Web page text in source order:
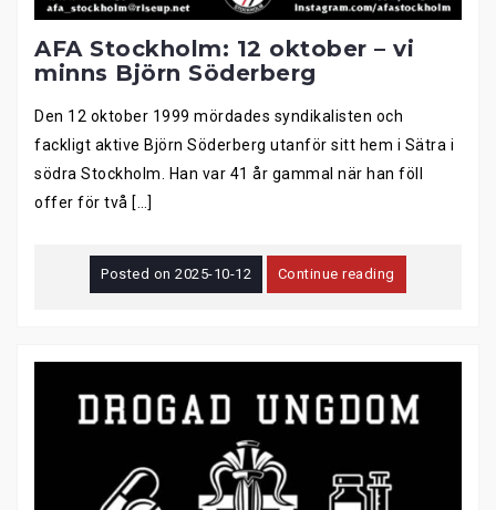
AFA Stockholm: 12 oktober – vi
minns Björn Söderberg
Den 12 oktober 1999 mördades syndikalisten och
fackligt aktive Björn Söderberg utanför sitt hem i Sätra i
södra Stockholm. Han var 41 år gammal när han föll
offer för två […]
Posted on2025-10-12 Continue reading